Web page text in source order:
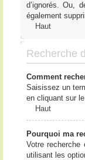
d’ignorés. Ou,
également
Haut
Recherche
Comment
Saisissez un
en cliquant sur
Haut
Pourquoi ma
Votre
utilisant les